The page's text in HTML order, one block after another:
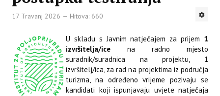
17 Travanj 2026 Hitova: 660
U skladu s Javnim natječajem za prijem 1
izvršitelja/ice na radno mjesto
suradnik/suradnica na projektu, 1
izvršitelj/ica, za rad na projektima iz područja
turizma, na određeno vrijeme pozivaju se
kandidati koji ispunjavaju uvjete natječaja